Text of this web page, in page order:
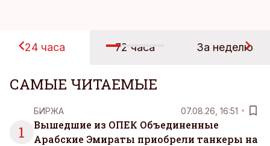
24 часа 72 часа За неделю
САМЫЕ ЧИТАЕМЫЕ
1
БИРЖА 07.08.26, 16:51
Вышедшие из ОПЕК Объединенные
Арабские Эмираты приобрели танкеры на